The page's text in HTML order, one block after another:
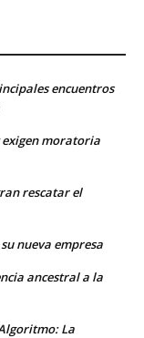
encuentros
exigen moratoria
rescatar el
nueva empresa
ancestral a la
La